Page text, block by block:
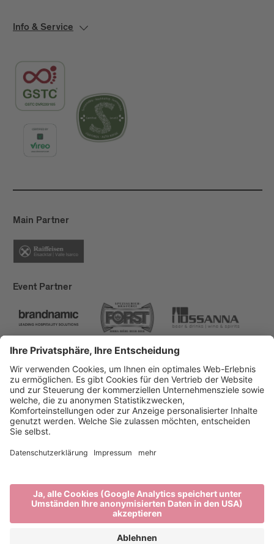
Info & Service
Main Partner
Event Partner
Brixen Tourismus
Privacy
Impressum
Förderungen
produced by